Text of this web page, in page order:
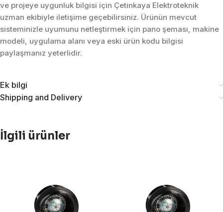
ve projeye uygunluk bilgisi için Çetinkaya Elektroteknik
uzman ekibiyle iletişime geçebilirsiniz. Ürünün mevcut
sisteminizle uyumunu netleştirmek için pano şeması, makine
modeli, uygulama alanı veya eski ürün kodu bilgisi
paylaşmanız yeterlidir.
Ek bilgi
Shipping and Delivery
İlgili ürünler